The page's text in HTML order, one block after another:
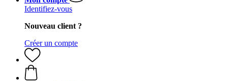
Identifiez-vous
Nouveau client ?
Créer un compte